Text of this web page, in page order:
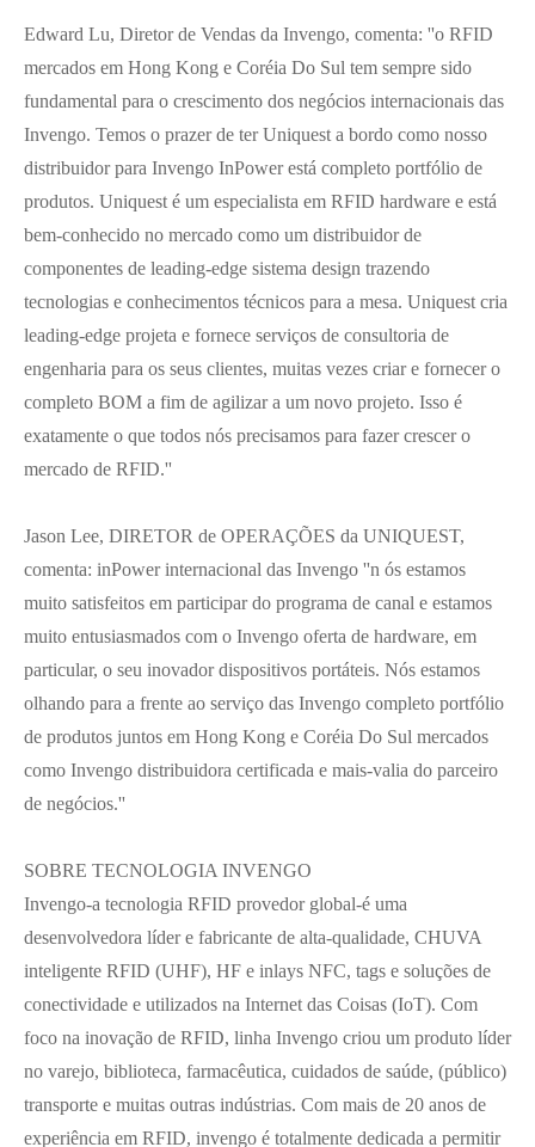
Edward Lu, Diretor de Vendas da Invengo, comenta: ''o RFID
mercados em Hong Kong e Coréia Do Sul tem sempre sido
fundamental para o crescimento dos negócios internacionais das
Invengo. Temos o prazer de ter Uniquest a bordo como nosso
distribuidor para Invengo InPower está completo portfólio de
produtos. Uniquest é um especialista em RFID hardware e está
bem-conhecido no mercado como um distribuidor de
componentes de leading-edge sistema design trazendo
tecnologias e conhecimentos técnicos para a mesa. Uniquest cria
leading-edge projeta e fornece serviços de consultoria de
engenharia para os seus clientes, muitas vezes criar e fornecer o
completo BOM a fim de agilizar a um novo projeto. Isso é
exatamente o que todos nós precisamos para fazer crescer o
mercado de RFID.''
Jason Lee, DIRETOR de OPERAÇÕES da UNIQUEST,
comenta: inPower internacional das Invengo ''n ós estamos
muito satisfeitos em participar do programa de canal e estamos
muito entusiasmados com o Invengo oferta de hardware, em
particular, o seu inovador dispositivos portáteis. Nós estamos
olhando para a frente ao serviço das Invengo completo portfólio
de produtos juntos em Hong Kong e Coréia Do Sul mercados
como Invengo distribuidora certificada e mais-valia do parceiro
de negócios.''
SOBRE TECNOLOGIA INVENGO
Invengo-a tecnologia RFID provedor global-é uma
desenvolvedora líder e fabricante de alta-qualidade, CHUVA
inteligente RFID (UHF), HF e inlays NFC, tags e soluções de
conectividade e utilizados na Internet das Coisas (IoT). Com
foco na inovação de RFID, linha Invengo criou um produto líder
no varejo, biblioteca, farmacêutica, cuidados de saúde, (público)
transporte e muitas outras indústrias. Com mais de 20 anos de
experiência em RFID, invengo é totalmente dedicada a permitir